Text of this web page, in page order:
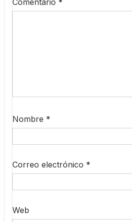
Comentario *
Nombre *
Correo electrónico *
Web